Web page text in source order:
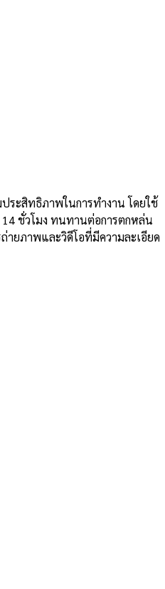
ระสิทธิภาพในการทำงาน โดยใช้
ชั่วโมง ทนทานต่อการตกหล่น
ายภาพและวิดีโอที่มีความละเอียด